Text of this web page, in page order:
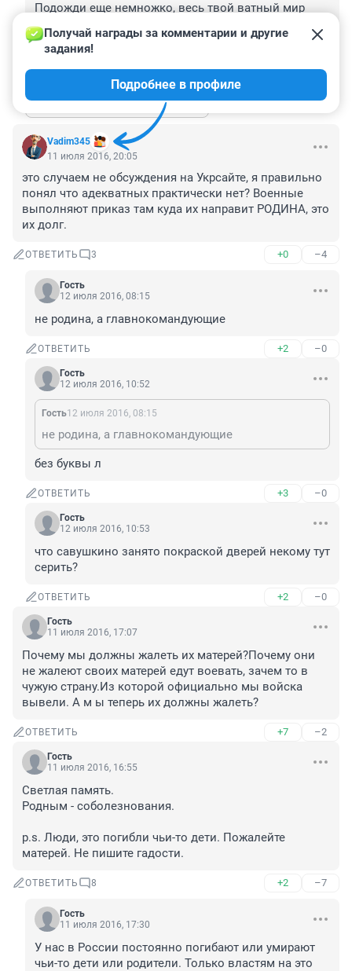
Подожди еще немножко, весь твой ватный мир
рухнет и хлебать тебе не перехлебать выкормыш
кредитный.
ОТВЕТИТЬ +4 –0
Показать ещё 1 ответ
Vadim345
Получай награды за комментарии и другие
задания!
Подробнее в профиле
11 июля 2016, 20:05
это случаем не обсуждения на Укрсайте, я правильно
понял что адекватных практически нет? Военные
выполняют приказ там куда их направит РОДИНА, это
их долг.
ОТВЕТИТЬ 3 +0 –4
Гость
12 июля 2016, 08:15
не родина, а главнокомандующие
ОТВЕТИТЬ +2 –0
Гость
12 июля 2016, 10:52
Гость12 июля 2016, 08:15
не родина, а главнокомандующие
без буквы л
ОТВЕТИТЬ +3 –0
Гость
12 июля 2016, 10:53
что савушкино занято покраской дверей некому тут
серить?
ОТВЕТИТЬ +2 –0
Гость
11 июля 2016, 17:07
Почему мы должны жалеть их матерей?Почему они
не жалеют своих матерей едут воевать, зачем то в
чужую страну.Из которой официально мы войска
вывели. А м ы теперь их должны жалеть?
ОТВЕТИТЬ +7 –2
Гость
11 июля 2016, 16:55
Светлая память.
Родным - соболезнования.
p.s. Люди, это погибли чьи-то дети. Пожалейте
матерей. Не пишите гадости.
ОТВЕТИТЬ 8 +2 –7
Гость
11 июля 2016, 17:30
У нас в России постоянно погибают или умирают
чьи-то дети или родители. Только властям на это